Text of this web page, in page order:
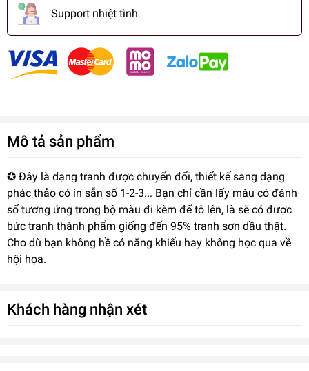
Support nhiệt tình
Mô tả sản phẩm
✪ Đây là dạng tranh được chuyển đổi, thiết kế sang dạng
phác thảo có in sẵn số 1-2-3... Bạn chỉ cần lấy màu có đánh
số tương ứng trong bộ màu đi kèm để tô lên, là sẽ có được
bức tranh thành phẩm giống đến 95% tranh sơn dầu thật.
Cho dù bạn không hề có năng khiếu hay không học qua về
hội họa.
Khách hàng nhận xét